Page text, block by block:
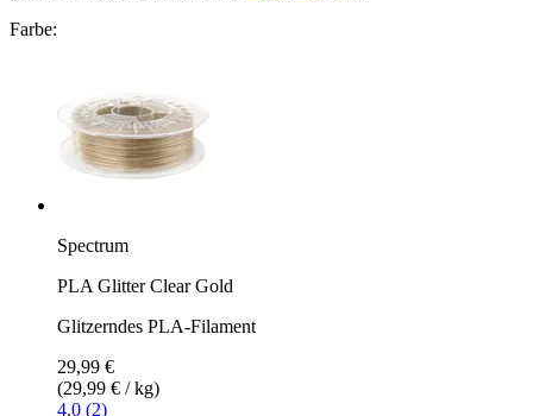
Farbe:
Spectrum
PLA Glitter Clear Gold
Glitzerndes PLA-Filament
29,99 €
(29,99 € / kg)
4.0 (2)